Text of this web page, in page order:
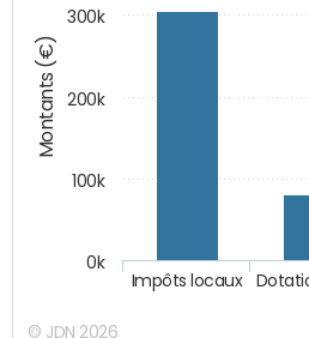
Montants (€)
Impôts locaux
0k
100k
200k
300k
© JDN 2026